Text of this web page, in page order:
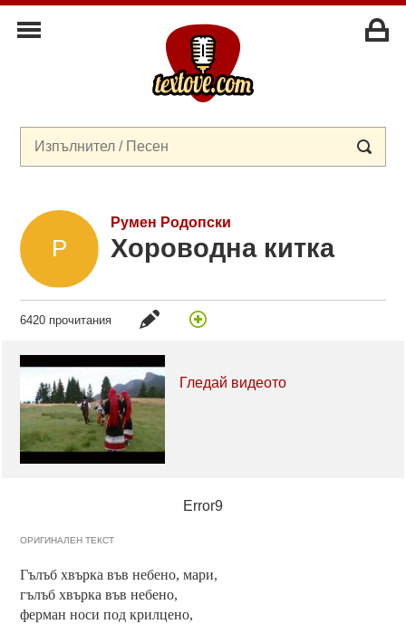
Румен Родопски
Хороводна китка
6420 прочитания
Гледай видеото
Error9
ОРИГИНАЛЕН ТЕКСТ
Гълъб хвърка във небено, мари,
гълъб хвърка във небено,
ферман носи под крилцено,